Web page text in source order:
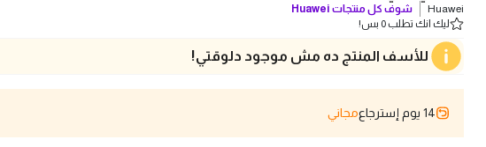
Huawei شوف كل منتجات Huawei
ليك انك تطلب 0 بس!
للأسف المنتج ده مش موجود دلوقتي!
14 يوم إسترجاع مجاني